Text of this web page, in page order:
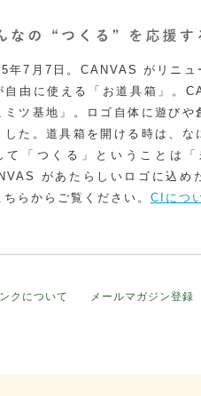
年7月7日。CANVAS がリニュ
自由に使える「お道具箱」。
ミツ基地」。ロゴ自体に遊び
した。道具箱を開ける時は、
て「つくる」ということは
があたらしいロゴに込め
ちらからご覧ください。 CIにつ
クについて メールマガジン登録